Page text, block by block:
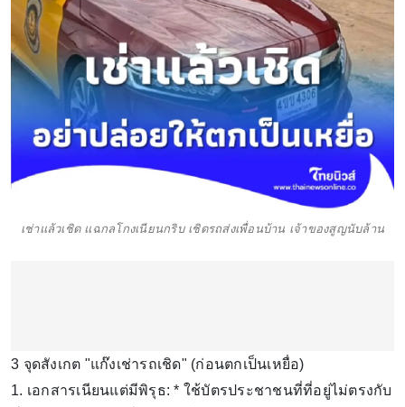
เช่าแล้วเชิด แฉกลโกงเนียนกริบ เชิดรถส่งเพื่อนบ้าน เจ้าของสูญนับล้าน
3 จุดสังเกต "แก๊งเช่ารถเชิด" (ก่อนตกเป็นเหยื่อ)
1. เอกสารเนียนแต่มีพิรุธ: * ใช้บัตรประชาชนที่ที่อยู่ไม่ตรงกับ